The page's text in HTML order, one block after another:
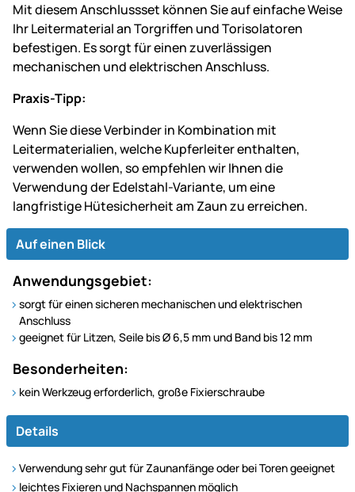
Mit diesem Anschlussset können Sie auf einfache Weise
Ihr Leitermaterial an Torgriffen und Torisolatoren
befestigen. Es sorgt für einen zuverlässigen
mechanischen und elektrischen Anschluss.
Praxis-Tipp:
Wenn Sie diese Verbinder in Kombination mit
Leitermaterialien, welche Kupferleiter enthalten,
verwenden wollen, so empfehlen wir Ihnen die
Verwendung der Edelstahl-Variante, um eine
langfristige Hütesicherheit am Zaun zu erreichen.
Auf einen Blick
Anwendungsgebiet:
sorgt für einen sicheren mechanischen und elektrischen
Anschluss
geeignet für Litzen, Seile bis Ø 6,5 mm und Band bis 12 mm
Besonderheiten:
kein Werkzeug erforderlich, große Fixierschraube
Details
Verwendung sehr gut für Zaunanfänge oder bei Toren geeignet
leichtes Fixieren und Nachspannen möglich